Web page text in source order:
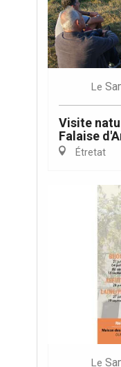
Forges-les-
Neufchâtel-en-Bray
Le
Visite
Falaise
Étretat
Le